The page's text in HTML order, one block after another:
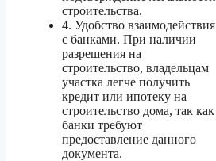
строительства.
4. Удобство взаимодействия
с банками. При наличии
разрешения на
строительство, владельцам
участка легче получить
кредит или ипотеку на
строительство дома, так как
банки требуют
предоставление данного
документа.